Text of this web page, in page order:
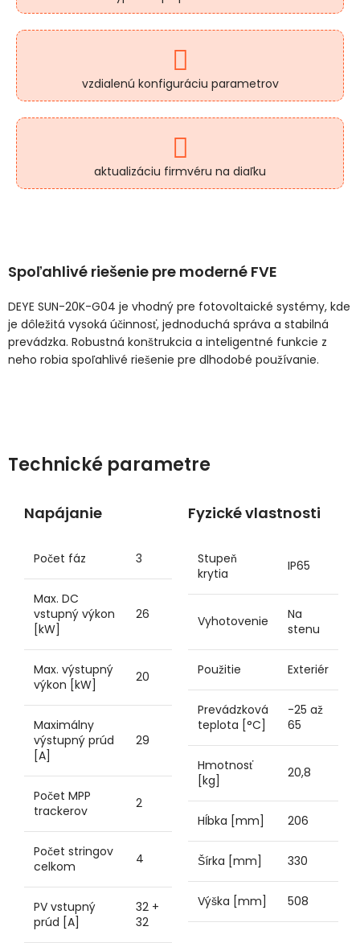
vzdialenú konfiguráciu parametrov
aktualizáciu firmvéru na diaľku
Spoľahlivé riešenie pre moderné FVE
DEYE SUN-20K-G04 je vhodný pre fotovoltaické systémy, kde
je dôležitá vysoká účinnosť, jednoduchá správa a stabilná
prevádzka. Robustná konštrukcia a inteligentné funkcie z
neho robia spoľahlivé riešenie pre dlhodobé používanie.
Technické parametre
Napájanie
Počet fáz 3
Max. DC
vstupný výkon
[kW]
26
Max. výstupný
výkon [kW]
20
Maximálny
výstupný prúd
[A]
29
Počet MPP
trackerov
2
Počet stringov
celkom
4
PV vstupný
prúd [A]
32 +
32
Fyzické vlastnosti
Stupeň
krytia
IP65
Vyhotovenie
Na
stenu
Použitie Exteriér
Prevádzková
teplota [°C]
-25 až
65
Hmotnosť
[kg]
20,8
Hĺbka [mm] 206
Šírka [mm] 330
Výška [mm] 508